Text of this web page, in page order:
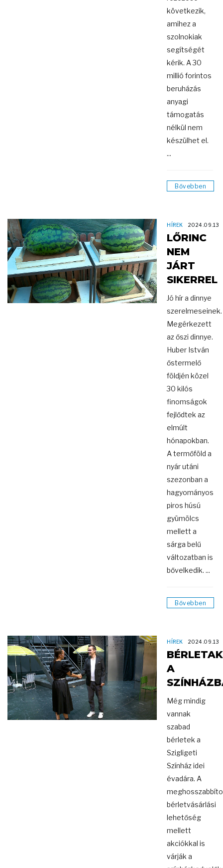
következik,
amihez a
szolnokiak
segítségét
kérik. A 30
millió forintos
beruházás
anyagi
támogatás
nélkül nem
készülhet el.
...
Bővebben
HÍREK 2024.09.13
LŐRINC
NEM
JÁRT
SIKERREL
Jó hír a dinnye
szerelmeseinek.
Megérkezett
az őszi dinnye.
Huber István
őstermelő
földjén közel
30 kilós
finomságok
fejlődtek az
elmúlt
hónapokban.
A termőföld a
nyár utáni
szezonban a
hagyományos
piros húsú
gyümölcs
mellett a
sárga belű
változatban is
bővelkedik. ...
Bővebben
HÍREK 2024.09.13
A
Még mindig
vannak
szabad
bérletek a
Szigligeti
Színház idei
évadára. A
bérletvásárlási
lehetőség
mellett
akciókkal is
várják a